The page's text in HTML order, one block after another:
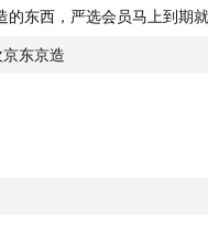
合作持续招募中，点击
象的背后原因，
力于为人们提供源源不断
东西，严选会员马上到期就
东京造